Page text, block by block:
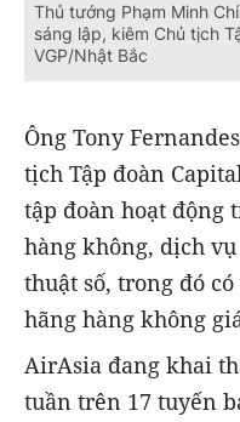
Thủ tướng Phạm Minh
sáng lập, kiêm Chủ tịch
VGP/Nhật Bắc
Ông Tony
tịch Tập đoàn
tập đoàn hoạt động
hàng không, dịch
thuật số, trong đó
hãng hàng không
AirAsia đang khai
tuần trên 17 tuyến